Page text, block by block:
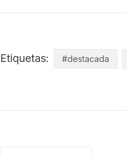
Etiquetas: #destacada